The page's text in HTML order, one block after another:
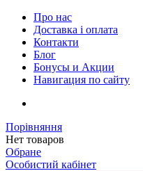
Про нас
Доставка і оплата
Контакти
Блог
Бонусы и Акции
Навигация по сайту
Порівняння
Нет товаров
Обране
Особистий кабінет